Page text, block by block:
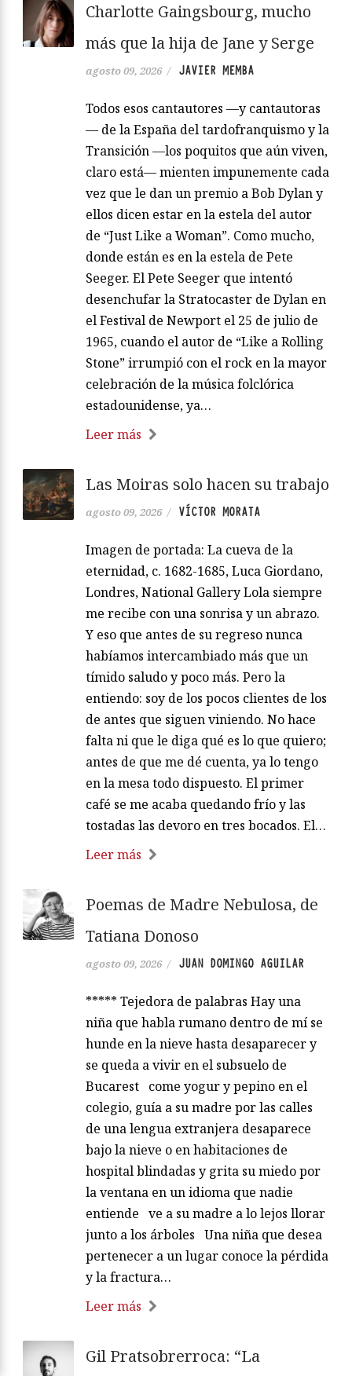
Charlotte Gaingsbourg, mucho
más que la hija de Jane y Serge
agosto 09, 2026 / JAVIER MEMBA
Todos esos cantautores —y cantautoras
— de la España del tardofranquismo y la
Transición —los poquitos que aún viven,
claro está— mienten impunemente cada
vez que le dan un premio a Bob Dylan y
ellos dicen estar en la estela del autor
de “Just Like a Woman”. Como mucho,
donde están es en la estela de Pete
Seeger. El Pete Seeger que intentó
desenchufar la Stratocaster de Dylan en
el Festival de Newport el 25 de julio de
1965, cuando el autor de “Like a Rolling
Stone” irrumpió con el rock en la mayor
celebración de la música folclórica
estadounidense, ya…
Leer más
Las Moiras solo hacen su trabajo
agosto 09, 2026 / VÍCTOR MORATA
Imagen de portada: La cueva de la
eternidad, c. 1682-1685, Luca Giordano,
Londres, National Gallery Lola siempre
me recibe con una sonrisa y un abrazo.
Y eso que antes de su regreso nunca
habíamos intercambiado más que un
tímido saludo y poco más. Pero la
entiendo: soy de los pocos clientes de los
de antes que siguen viniendo. No hace
falta ni que le diga qué es lo que quiero;
antes de que me dé cuenta, ya lo tengo
en la mesa todo dispuesto. El primer
café se me acaba quedando frío y las
tostadas las devoro en tres bocados. El…
Leer más
Poemas de Madre Nebulosa, de
Tatiana Donoso
agosto 09, 2026 / JUAN DOMINGO AGUILAR
***** Tejedora de palabras Hay una
niña que habla rumano dentro de mí se
hunde en la nieve hasta desaparecer y
se queda a vivir en el subsuelo de
Bucarest come yogur y pepino en el
colegio, guía a su madre por las calles
de una lengua extranjera desaparece
bajo la nieve o en habitaciones de
hospital blindadas y grita su miedo por
la ventana en un idioma que nadie
entiende ve a su madre a lo lejos llorar
junto a los árboles Una niña que desea
pertenecer a un lugar conoce la pérdida
y la fractura…
Leer más
Gil Pratsobrerroca: “La